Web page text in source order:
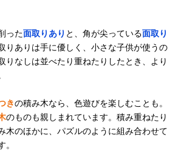
33
キュボロ)
32
medium
積み木とビー玉遊
びを楽しめるセッ
記載未確認
ネルンド
オリ
ナル積み木 カラ
積み木のほん
BZID001
高級感がある贈り
物におすすめの積
み木
あり
った面取りあり と、角が尖っている面取り
りありは手に優しく、小さな子供が使うの
りなしは並べたり重ねたりしたとき、より
きの積み木なら、色遊びを楽しむことも。
のものも親しまれています。積み重ねたり
木のほかに、パズルのように組み合わせて
。